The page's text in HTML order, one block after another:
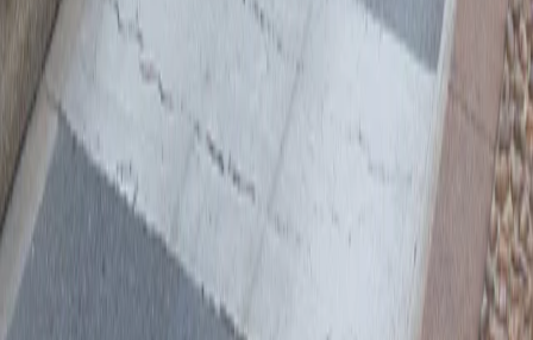
DESCUBRE LAS
PREGUNTAS
MÁS
POPULARES,
SIN NECESIDAD
DE RESERVAR.
© MISCUSI SRL SOCIETÀ BENEFIT 2022 NIF: